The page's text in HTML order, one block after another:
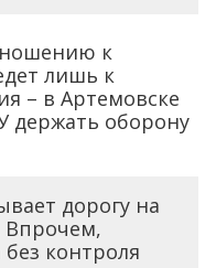
к
лишь к
– в Артемовске
держать оборону
дорогу на
Впрочем,
контроля